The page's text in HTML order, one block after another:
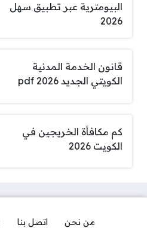
البيومترية عبر تطبيق سهل
2026
قانون الخدمة المدنية
الكويتي الجديد pdf 2026
كم مكافأة الخريجين في
الكويت 2026
من نحن اتصل بنا